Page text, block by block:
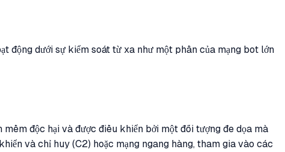
dưới sự kiểm soát từ xa như một phần của mạng bot lớn
độc hại và được điều khiển bởi một đối tượng đe dọa mà
và chỉ huy (C2) hoặc mạng ngang hàng, tham gia vào các